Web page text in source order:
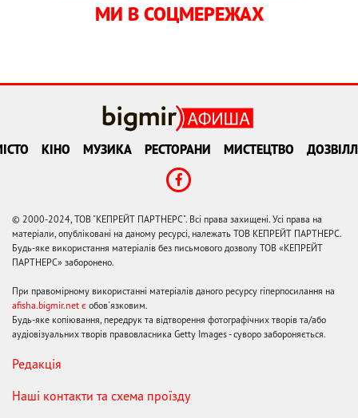
МИ В СОЦМЕРЕЖАХ
КІНО МУЗИКА РЕСТОРАНИ МИСТЕЦТВО
© 2000-2024, ТОВ "КЕПРЕЙТ ПАРТНЕРС". Всі права захищені. Усі права на
матеріали, опубліковані на даному ресурсі, належать ТОВ КЕПРЕЙТ ПАРТНЕРС.
Будь-яке використання матеріалів без письмового дозволу ТОВ «КЕПРЕЙТ
ПАРТНЕРС» заборонено.
При правомірному використанні матеріалів даного ресурсу гіперпосилання на
afisha.bigmir.net є обов'язковим.
Будь-яке копіювання, передрук та відтворення фотографічних творів та/або
аудіовізуальних творів правовласника Getty Images - суворо забороняється.
Редакція
Наші контакти та схема проїзду